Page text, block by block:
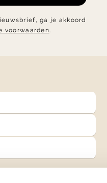
ga je akkoord
voorwaarden.